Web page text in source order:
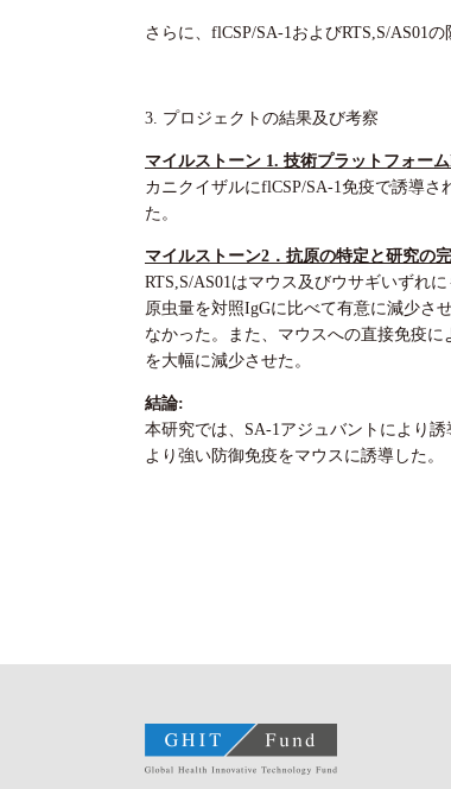
さらに、flCSP/SA-1およびRTS,S/AS01
3. プロジェクトの結果及び考察
マイルストーン 1. 技術プラットフォー
カニクイザルにflCSP/SA-1免疫で誘導
た。
マイルストーン2．抗原の特定と研究の
RTS,S/AS01はマウス及びウサギいずれ
原虫量を対照IgGに比べて有意に減少さ
なかった。また、マウスへの直接免疫に
を大幅に減少させた。
結論:
本研究では、SA-1アジュバントにより
より強い防御免疫をマウスに誘導した。